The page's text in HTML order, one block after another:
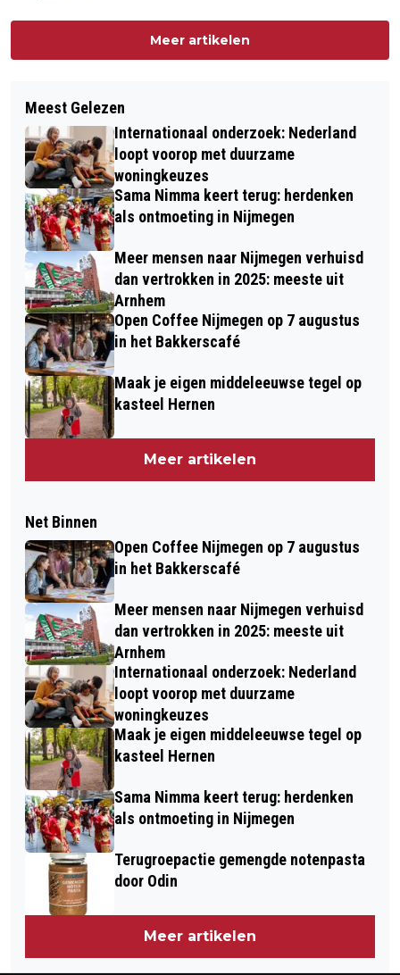
Meer artikelen
Meest Gelezen
Internationaal onderzoek: Nederland
loopt voorop met duurzame
woningkeuzes
Sama Nimma keert terug: herdenken
als ontmoeting in Nijmegen
Meer mensen naar Nijmegen verhuisd
dan vertrokken in 2025: meeste uit
Arnhem
Open Coffee Nijmegen op 7 augustus
in het Bakkerscafé
Maak je eigen middeleeuwse tegel op
kasteel Hernen
Meer artikelen
Net Binnen
Open Coffee Nijmegen op 7 augustus
in het Bakkerscafé
Meer mensen naar Nijmegen verhuisd
dan vertrokken in 2025: meeste uit
Arnhem
Internationaal onderzoek: Nederland
loopt voorop met duurzame
woningkeuzes
Maak je eigen middeleeuwse tegel op
kasteel Hernen
Sama Nimma keert terug: herdenken
als ontmoeting in Nijmegen
Terugroepactie gemengde notenpasta
door Odin
Meer artikelen